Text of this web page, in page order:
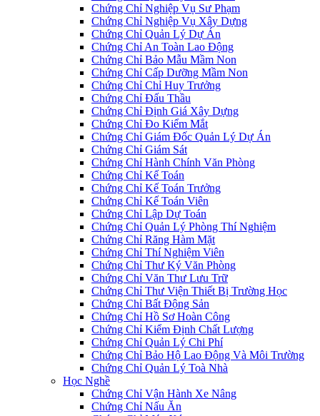
Chứng Chỉ Nghiệp Vụ Sư Phạm
Chứng Chỉ Nghiệp Vụ Xây Dựng
Chứng Chỉ Quản Lý Dự Án
Chứng Chỉ An Toàn Lao Động
Chứng Chỉ Bảo Mẫu Mầm Non
Chứng Chỉ Cấp Dưỡng Mầm Non
Chứng Chỉ Chỉ Huy Trưởng
Chứng Chỉ Đấu Thầu
Chứng Chỉ Định Giá Xây Dựng
Chứng Chỉ Đo Kiểm Mắt
Chứng Chỉ Giám Đốc Quản Lý Dự Án
Chứng Chỉ Giám Sát
Chứng Chỉ Hành Chính Văn Phòng
Chứng Chỉ Kế Toán
Chứng Chỉ Kế Toán Trưởng
Chứng Chỉ Kế Toán Viên
Chứng Chỉ Lập Dự Toán
Chứng Chỉ Quản Lý Phòng Thí Nghiệm
Chứng Chỉ Răng Hàm Mặt
Chứng Chỉ Thí Nghiệm Viên
Chứng Chỉ Thư Ký Văn Phòng
Chứng Chỉ Văn Thư Lưu Trữ
Chứng Chỉ Thư Viện Thiết Bị Trường Học
Chứng Chỉ Bất Động Sản
Chứng Chỉ Hồ Sơ Hoàn Công
Chứng Chỉ Kiểm Định Chất Lượng
Chứng Chỉ Quản Lý Chi Phí
Chứng Chỉ Bảo Hộ Lao Động Và Môi Trường
Chứng Chỉ Quản Lý Toà Nhà
Học Nghề
Chứng Chỉ Vận Hành Xe Nâng
Chứng Chỉ Nấu Ăn